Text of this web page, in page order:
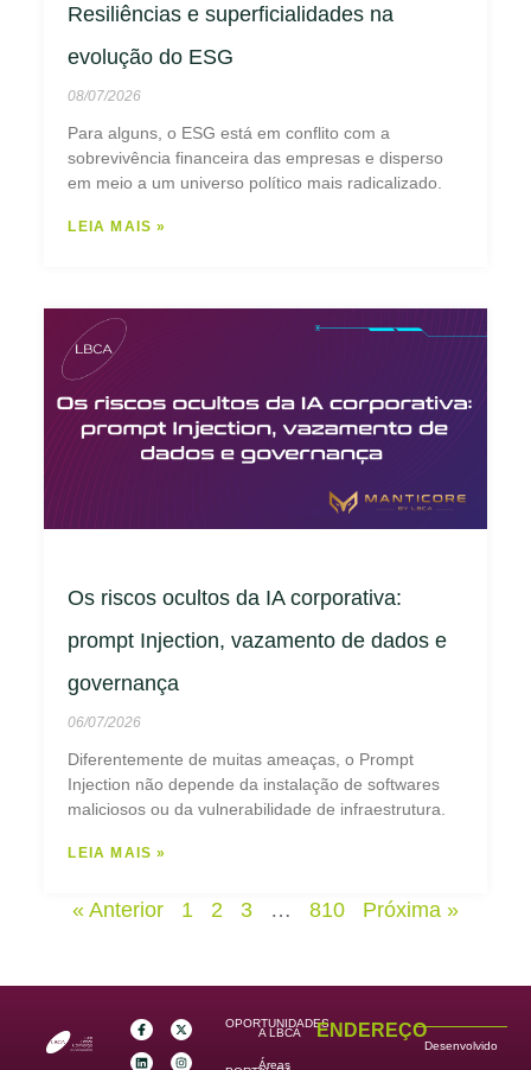
Resiliências e superficialidades na
evolução do ESG
08/07/2026
Para alguns, o ESG está em conflito com a
sobrevivência financeira das empresas e disperso
em meio a um universo político mais radicalizado.
LEIA MAIS »
Os riscos ocultos da IA corporativa:
prompt Injection, vazamento de dados e
governança
06/07/2026
Diferentemente de muitas ameaças, o Prompt
Injection não depende da instalação de softwares
maliciosos ou da vulnerabilidade de infraestrutura.
LEIA MAIS »
« Anterior 1 2 3 … 810 Próxima »
OPORTUNIDADES
A LBCA
Áreas
ENDEREÇO
Desenvolvido